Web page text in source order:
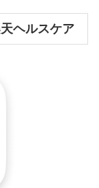
ヘルスケア